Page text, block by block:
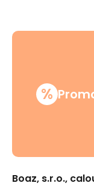
%
Boaz, s.r.o.,